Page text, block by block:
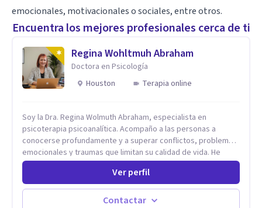
emocionales, motivacionales o sociales, entre otros.
Encuentra los mejores profesionales cerca de ti
Regina Wohltmuh Abraham
Doctora en Psicología
Houston
Terapia online
Soy la Dra. Regina Wolmuth Abraham, especialista en
psicoterapia psicoanalítica. Acompaño a las personas a
conocerse profundamente y a superar conflictos, problemas
emocionales y traumas que limitan su calidad de vida. He
trabajado en reconocidas instituciones como el Hospital
Psiquiátrico San Rafael, Instituto Psiquiátrico MENDAO, San
Bernardino, Hospital Psiquiátrico Infantil y el Centro de
Integración Juvenil. Además, tuve el privilegio de colaborar
Ver perfil
Contactar